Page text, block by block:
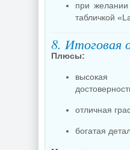
при желании
табличкой
8. Итоговая
Плюсы:
высокая
отличная
богатая